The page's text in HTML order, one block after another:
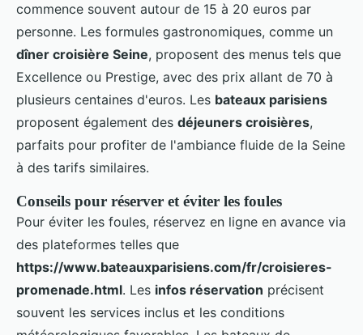
commence souvent autour de 15 à 20 euros par
personne. Les formules gastronomiques, comme un
dîner croisière Seine, proposent des menus tels que
Excellence ou Prestige, avec des prix allant de 70 à
plusieurs centaines d'euros. Les bateaux parisiens
proposent également des déjeuners croisières,
parfaits pour profiter de l'ambiance fluide de la Seine
à des tarifs similaires.
Conseils pour réserver et éviter les foules
Pour éviter les foules, réservez en ligne en avance via
des plateformes telles que
https://www.bateauxparisiens.com/fr/croisieres-
promenade.html. Les infos réservation précisent
souvent les services inclus et les conditions